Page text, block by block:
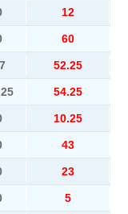
12
60
52.25
54.25
10.25
43
23
5